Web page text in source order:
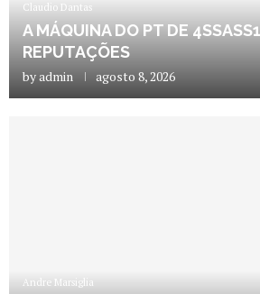
Claudio Dantas
A MÁQUINA DO PT DE
REPUTAÇÕES
byadmin agosto 8, 2026
Andre Marsiglia